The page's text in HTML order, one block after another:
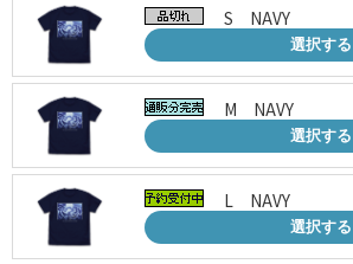
S NAVY
選択する
M NAVY
選択する
L NAVY
選択する